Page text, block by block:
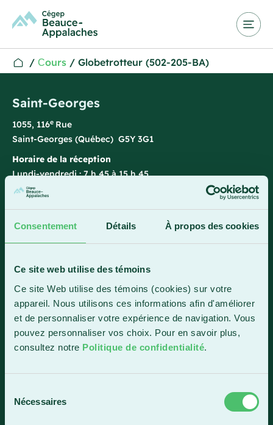
Consentement Détails À propos des cookies
Ce site web utilise des témoins
Ce site Web utilise des témoins (cookies) sur votre
appareil. Nous utilisons ces informations afin d'améliorer
et de personnaliser votre expérience de navigation. Vous
pouvez personnaliser vos choix. Pour en savoir plus,
consultez notre Politique de confidentialité.
Nécessaires
/ Сours / Globetrotteur (502‐205‐BA)
Saint-Georges
1055, 116e Rue
Saint-Georges (Québec) G5Y 3G1
Horaire de la réception
Lundi-vendredi : 7 h 45 à 15 h 45
418 228-8896
Sainte-Marie
1150, boul. Vachon Nord
Sainte-Marie (Québec) G6E 0R1
Horaire de la réception
Lundi-vendredi : 7 h 30 à 15 h 30
418 387-8896
Lac-Mégantic